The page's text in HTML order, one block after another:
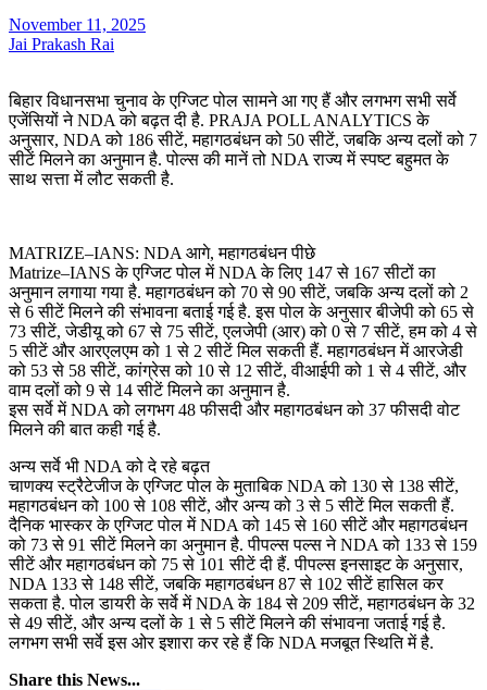
November 11, 2025
Jai Prakash Rai
बिहार विधानसभा चुनाव के एग्जिट पोल सामने आ गए हैं और लगभग सभी सर्वे
एजेंसियों ने NDA को बढ़त दी है. PRAJA POLL ANALYTICS के
अनुसार, NDA को 186 सीटें, महागठबंधन को 50 सीटें, जबकि अन्य दलों को 7
सीटें मिलने का अनुमान है. पोल्स की मानें तो NDA राज्य में स्पष्ट बहुमत के
साथ सत्ता में लौट सकती है.
MATRIZE–IANS: NDA आगे, महागठबंधन पीछे
Matrize–IANS के एग्जिट पोल में NDA के लिए 147 से 167 सीटों का
अनुमान लगाया गया है. महागठबंधन को 70 से 90 सीटें, जबकि अन्य दलों को 2
से 6 सीटें मिलने की संभावना बताई गई है. इस पोल के अनुसार बीजेपी को 65 से
73 सीटें, जेडीयू को 67 से 75 सीटें, एलजेपी (आर) को 0 से 7 सीटें, हम को 4 से
5 सीटें और आरएलएम को 1 से 2 सीटें मिल सकती हैं. महागठबंधन में आरजेडी
को 53 से 58 सीटें, कांग्रेस को 10 से 12 सीटें, वीआईपी को 1 से 4 सीटें, और
वाम दलों को 9 से 14 सीटें मिलने का अनुमान है.
इस सर्वे में NDA को लगभग 48 फीसदी और महागठबंधन को 37 फीसदी वोट
मिलने की बात कही गई है.
अन्य सर्वे भी NDA को दे रहे बढ़त
चाणक्य स्ट्रैटेजीज के एग्जिट पोल के मुताबिक NDA को 130 से 138 सीटें,
महागठबंधन को 100 से 108 सीटें, और अन्य को 3 से 5 सीटें मिल सकती हैं.
दैनिक भास्कर के एग्जिट पोल में NDA को 145 से 160 सीटें और महागठबंधन
को 73 से 91 सीटें मिलने का अनुमान है. पीपल्स पल्स ने NDA को 133 से 159
सीटें और महागठबंधन को 75 से 101 सीटें दी हैं. पीपल्स इनसाइट के अनुसार,
NDA 133 से 148 सीटें, जबकि महागठबंधन 87 से 102 सीटें हासिल कर
सकता है. पोल डायरी के सर्वे में NDA के 184 से 209 सीटें, महागठबंधन के 32
से 49 सीटें, और अन्य दलों के 1 से 5 सीटें मिलने की संभावना जताई गई है.
लगभग सभी सर्वे इस ओर इशारा कर रहे हैं कि NDA मजबूत स्थिति में है.
Share this News...